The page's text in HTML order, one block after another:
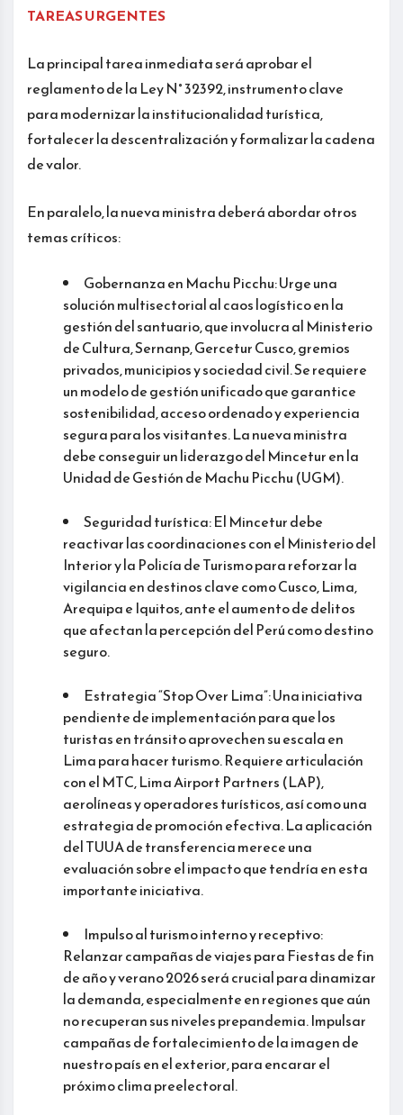
TAREAS URGENTES
La principal tarea inmediata será aprobar el
reglamento de la Ley N° 32392, instrumento clave
para modernizar la institucionalidad turística,
fortalecer la descentralización y formalizar la cadena
de valor.
En paralelo, la nueva ministra deberá abordar otros
temas críticos:
Gobernanza en Machu Picchu: Urge una
solución multisectorial al caos logístico en la
gestión del santuario, que involucra al Ministerio
de Cultura, Sernanp, Gercetur Cusco, gremios
privados, municipios y sociedad civil. Se requiere
un modelo de gestión unificado que garantice
sostenibilidad, acceso ordenado y experiencia
segura para los visitantes. La nueva ministra
debe conseguir un liderazgo del Mincetur en la
Unidad de Gestión de Machu Picchu (UGM).
Seguridad turística: El Mincetur debe
reactivar las coordinaciones con el Ministerio del
Interior y la Policía de Turismo para reforzar la
vigilancia en destinos clave como Cusco, Lima,
Arequipa e Iquitos, ante el aumento de delitos
que afectan la percepción del Perú como destino
seguro.
Estrategia “Stop Over Lima”: Una iniciativa
pendiente de implementación para que los
turistas en tránsito aprovechen su escala en
Lima para hacer turismo. Requiere articulación
con el MTC, Lima Airport Partners (LAP),
aerolíneas y operadores turísticos, así como una
estrategia de promoción efectiva. La aplicación
del TUUA de transferencia merece una
evaluación sobre el impacto que tendría en esta
importante iniciativa.
Impulso al turismo interno y receptivo:
Relanzar campañas de viajes para Fiestas de fin
de año y verano 2026 será crucial para dinamizar
la demanda, especialmente en regiones que aún
no recuperan sus niveles prepandemia. Impulsar
campañas de fortalecimiento de la imagen de
nuestro país en el exterior, para encarar el
próximo clima preelectoral.